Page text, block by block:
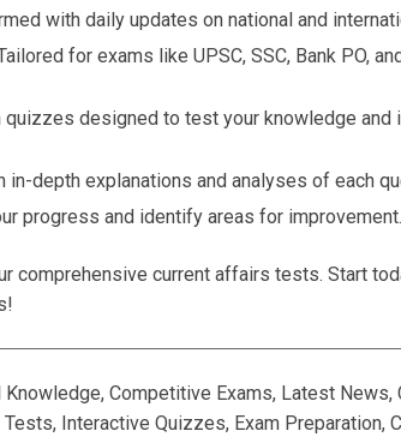
with daily updates on national and
for exams like UPSC, SSC, Bank PO,
quizzes designed to test your knowledge and
in-depth explanations and analyses of each
progress and identify areas for improvement.
comprehensive current affairs tests. Start
Knowledge, Competitive Exams, Latest News,
Tests, Interactive Quizzes, Exam Preparation,